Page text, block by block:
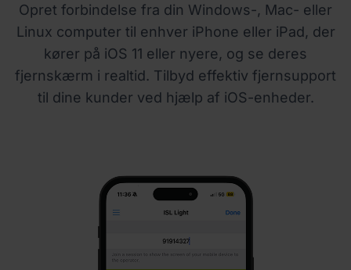
Opret forbindelse fra din Windows-, Mac- eller
Linux computer til enhver iPhone eller iPad, der
kører på iOS 11 eller nyere, og se deres
fjernskærm i realtid. Tilbyd effektiv fjernsupport
til dine kunder ved hjælp af iOS-enheder.